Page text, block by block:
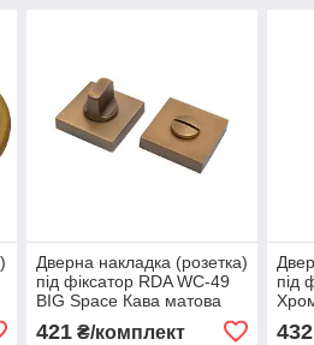
Дверна накладка (розетка)
під фіксатор RDA WC-49
BIG Space Кава матова
421₴/комплект
під
432